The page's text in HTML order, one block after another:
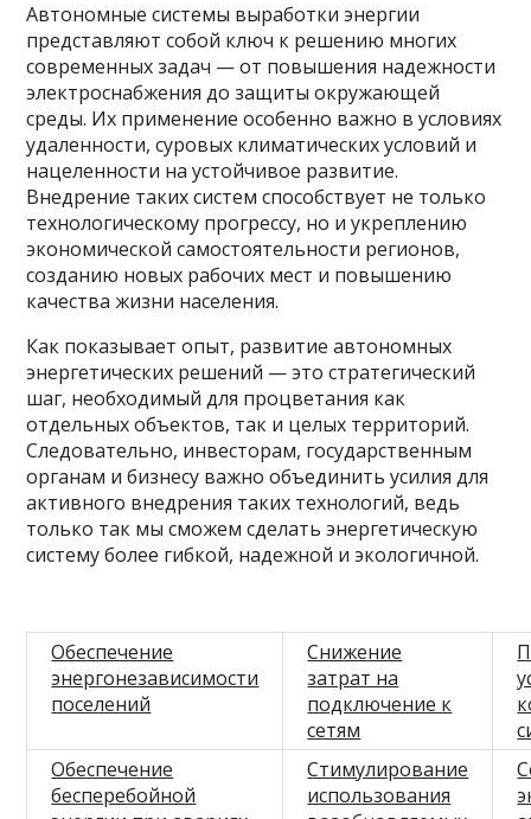
Автономные системы выработки энергии
представляют собой ключ к решению многих
современных задач — от повышения надежности
электроснабжения до защиты окружающей
среды. Их применение особенно важно в условиях
удаленности, суровых климатических условий и
нацеленности на устойчивое развитие.
Внедрение таких систем способствует не только
технологическому прогрессу, но и укреплению
экономической самостоятельности регионов,
созданию новых рабочих мест и повышению
качества жизни населения.
Как показывает опыт, развитие автономных
энергетических решений — это стратегический
шаг, необходимый для процветания как
отдельных объектов, так и целых территорий.
Следовательно, инвесторам, государственным
органам и бизнесу важно объединить усилия для
активного внедрения таких технологий, ведь
только так мы сможем сделать энергетическую
систему более гибкой, надежной и экологичной.
Обеспечение
энергонезависимости
поселений
Снижение
затрат на
подключение к
сетям
Обеспечение
бесперебойной
Стимулирование
использования